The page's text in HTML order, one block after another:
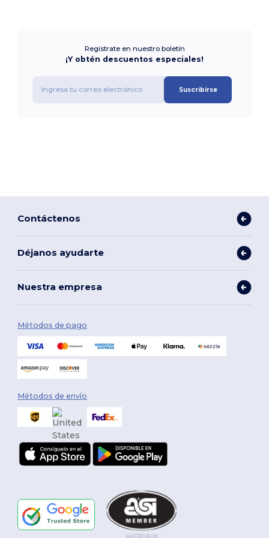
Regístrate en nuestro boletín
¡Y obtén descuentos especiales!
Suscribirse
Contáctenos
Déjanos ayudarte
Nuestra empresa
Métodos de pago
Métodos de envío